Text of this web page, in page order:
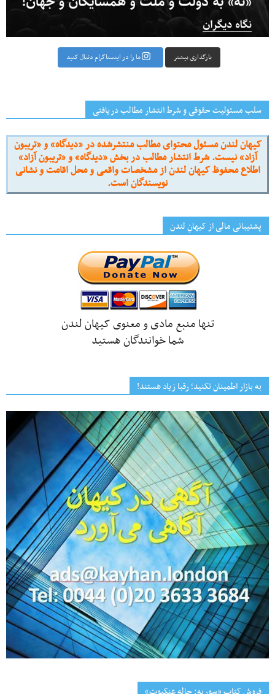
بارگذاری بیشتر ما را در اینستاگرام دنبال کنید
سلب مسئولیت حقوقی و شرط انتشار مطالب دریافتی
کیهان لندن مسئول محتوای مطالب منتشرشده در «دیدگاه» و «تریبون
آزاد» نیست. شرط انتشار مطالب در بخش «دیدگاه» و «تریبون آزاد»
اطلاع محفوظ کیهان لندن از مشخصات واقعی و محل اقامت و نشانی
نویسندگان است.
پشتیبانی مالی از کیهانِ لندن
تنها منبع مادی و معنوی کیهان لندن
شما خوانندگان هستید
به بازار اطمینان نکنید؛ رقبا زیاد هستند!